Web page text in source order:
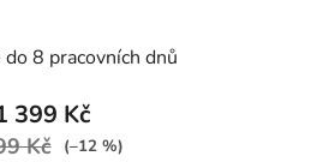
8 pracovních dnů
399 Kč
Kč (–12 %)